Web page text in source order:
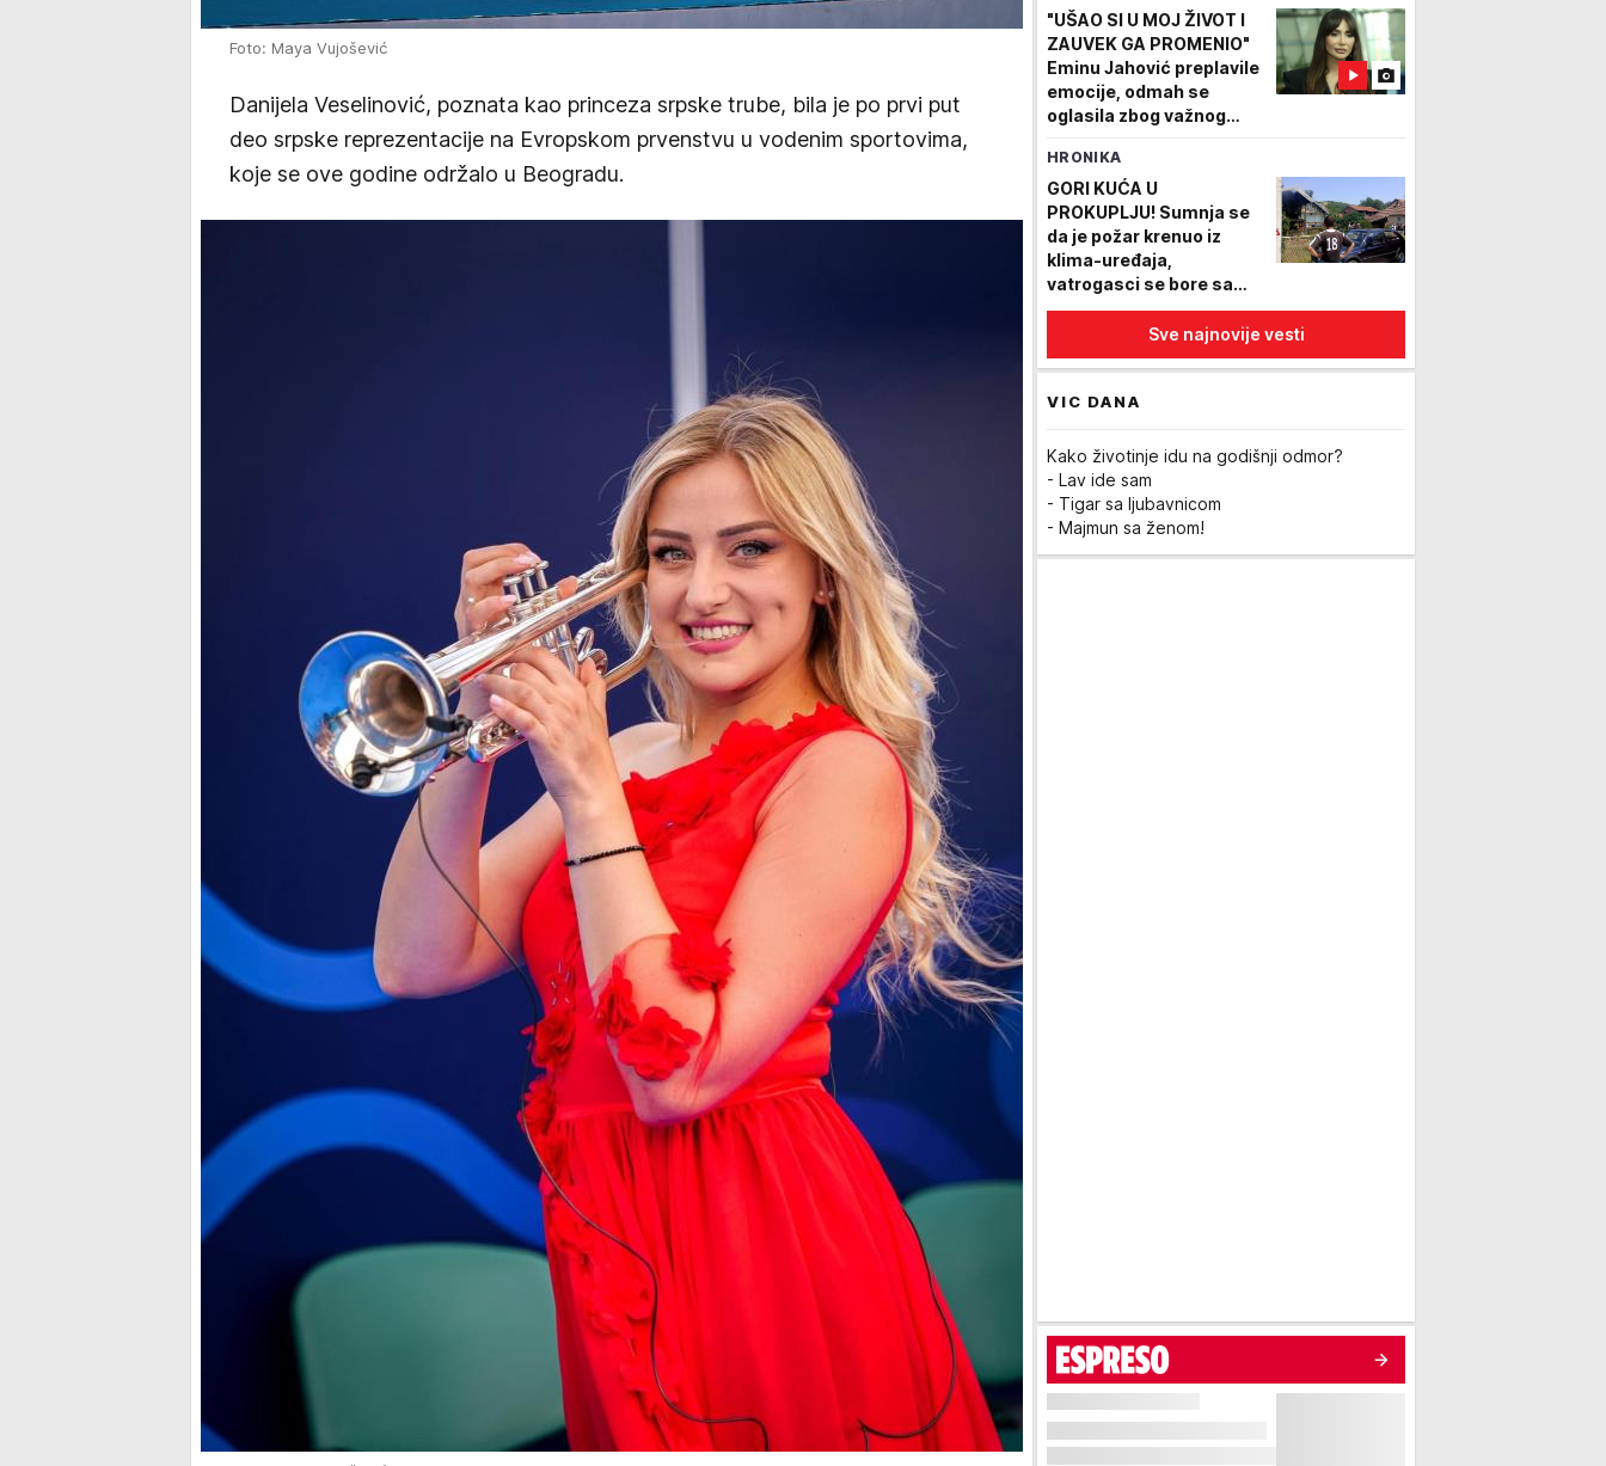
Foto: Maya Vujošević
Danijela Veselinović, poznata kao princeza srpske trube, bila je po prvi put
deo srpske reprezentacije na Evropskom prvenstvu u vodenim sportovima,
koje se ove godine održalo u Beogradu.
"UŠAO SI U MOJ ŽIVOT I
ZAUVEK GA PROMENIO"
Eminu Jahović preplavile
emocije, odmah se
oglasila zbog važnog
HRONIKA
GORI KUĆA U
PROKUPLJU! Sumnja se
da je požar krenuo iz
klima-uređaja,
vatrogasci se bore sa
stihijom u gusto
naseljenom delu grada
(FOTO)
Sve najnovije vesti
VIC DANA
Kako životinje idu na godišnji odmor?
- Lav ide sam
- Tigar sa ljubavnicom
- Majmun sa ženom!